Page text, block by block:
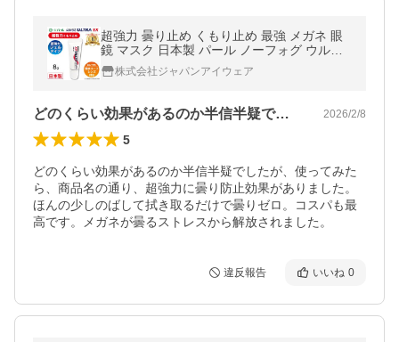
超強力 曇り止め くもり止め 最強 メガネ 眼
鏡 マスク 日本製 パール ノーフォグ ウルト
ラEX ノーフォグ・ウルトラEX メガネくもり
どめ クリーナー PEARL 爆買
株式会社ジャパンアイウェア
どのくらい効果があるのか半信半疑でした… 2026/2/8
5
どのくらい効果があるのか半信半疑でしたが、使ってみた
ら、商品名の通り、超強力に曇り防止効果がありました。
ほんの少しのばして拭き取るだけで曇りゼロ。コスパも最
高です。メガネが曇るストレスから解放されました。
違反報告 いいね 0